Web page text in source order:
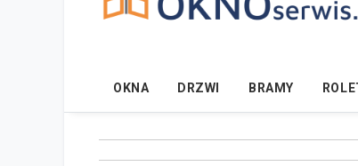
OKNA DRZWI BRAMY